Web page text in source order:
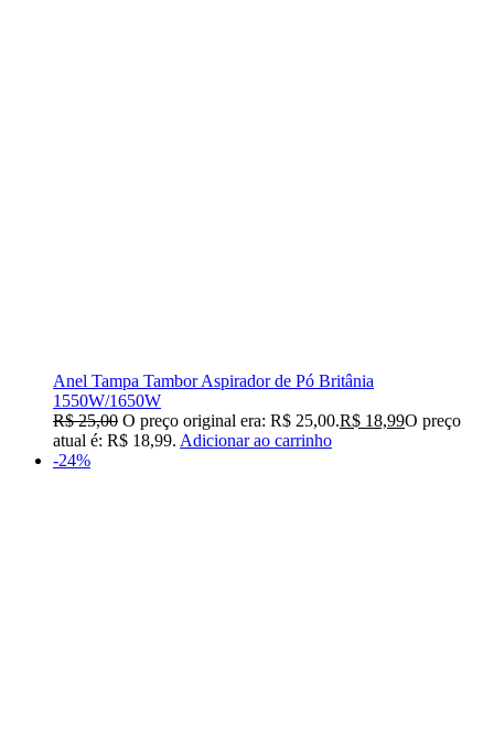
Anel Tampa Tambor Aspirador de Pó Britânia
1550W/1650W
R$25,00 O preço original era: R$ 25,00.R$ 18,99O preço
atual é: R$ 18,99. Adicionar ao carrinho
-24%